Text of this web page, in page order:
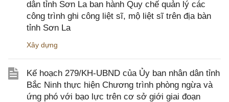
dân tỉnh Sơn La ban hành Quy chế quản lý các
công trình ghi công liệt sĩ, mộ liệt sĩ trên địa bàn
tỉnh Sơn La
Xây dựng
Kế hoạch 279/KH-UBND của Ủy ban nhân dân tỉnh
Bắc Ninh thực hiện Chương trình phòng ngừa và
ứng phó với bạo lực trên cơ sở giới giai đoạn